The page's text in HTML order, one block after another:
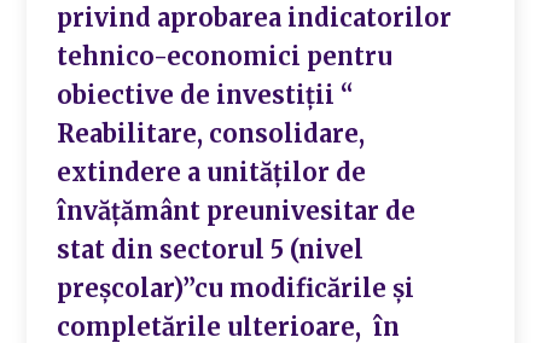
privind aprobarea indicatorilor
tehnico-economici pentru
obiective de investiții “
Reabilitare, consolidare,
extindere a unităților de
învățământ preunivesitar de
stat din sectorul 5 (nivel
preșcolar)”cu modificările și
completările ulterioare, în